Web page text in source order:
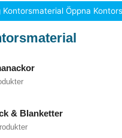
Kontorsmaterial Öppna
& Blanketter